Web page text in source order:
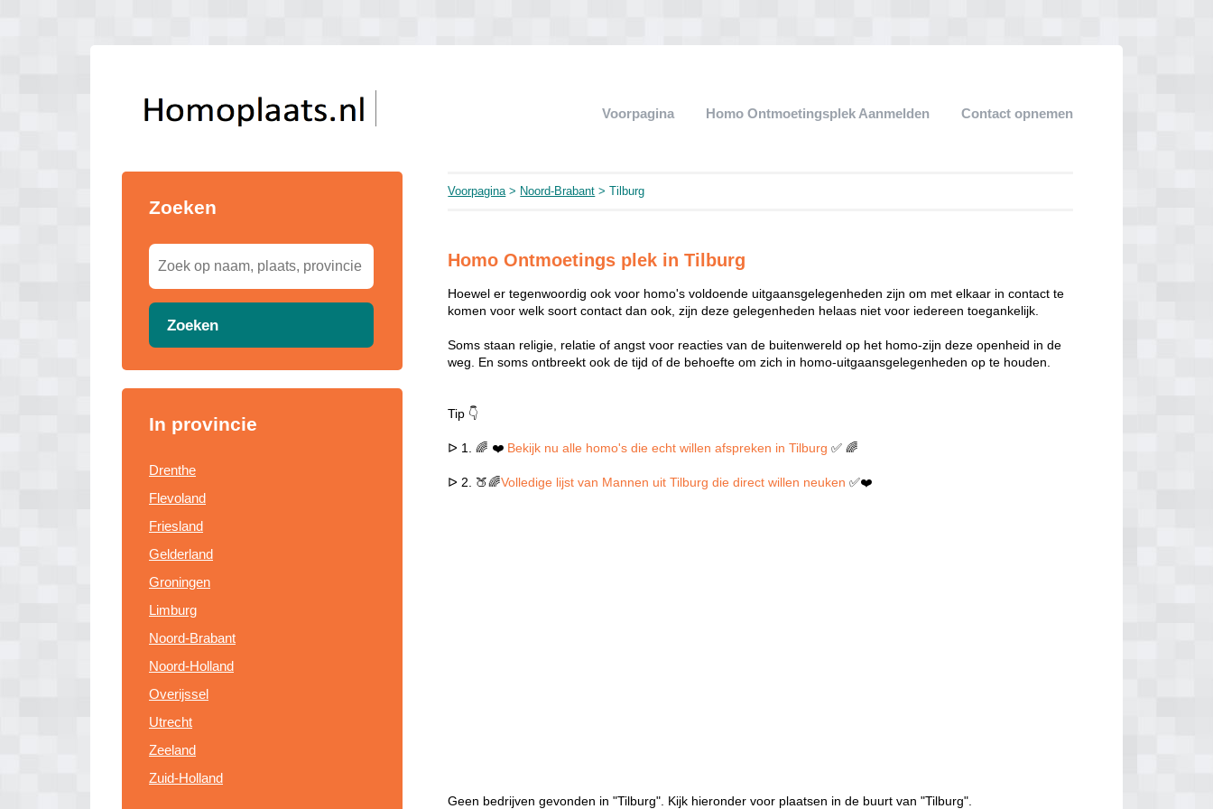
Voorpagina Homo Ontmoetingsplek Aanmelden Contact opnemen
Zoeken
Zoeken
In provincie
Drenthe
Flevoland
Friesland
Gelderland
Groningen
Limburg
Noord-Brabant
Noord-Holland
Overijssel
Utrecht
Zeeland
Zuid-Holland
Voorpagina> Noord-Brabant > Tilburg
Homo Ontmoetings plek in Tilburg
Hoewel er tegenwoordig ook voor homo's voldoende uitgaansgelegenheden zijn om met elkaar in contact te
komen voor welk soort contact dan ook, zijn deze gelegenheden helaas niet voor iedereen toegankelijk.
Soms staan religie, relatie of angst voor reacties van de buitenwereld op het homo-zijn deze openheid in de
weg. En soms ontbreekt ook de tijd of de behoefte om zich in homo-uitgaansgelegenheden op te houden.
Tip 👇
ᐅ 1. 🌈 ❤️ Bekijk nu alle homo's die echt willen afspreken in Tilburg ✅ 🌈
ᐅ 2. 🍑🌈Volledige lijst van Mannen uit Tilburg die direct willen neuken✅❤️
Geen bedrijven gevonden in "Tilburg". Kijk hieronder voor plaatsen in de buurt van "Tilburg".